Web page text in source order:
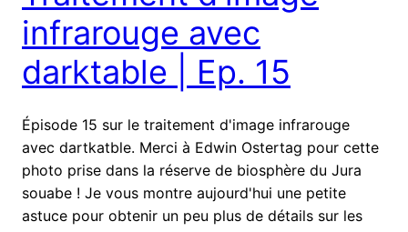
infrarouge avec
darktable | Ep. 15
Épisode 15 sur le traitement d'image infrarouge
avec dartkatble. Merci à Edwin Ostertag pour cette
photo prise dans la réserve de biosphère du Jura
souabe ! Je vous montre aujourd'hui une petite
astuce pour obtenir un peu plus de détails sur les